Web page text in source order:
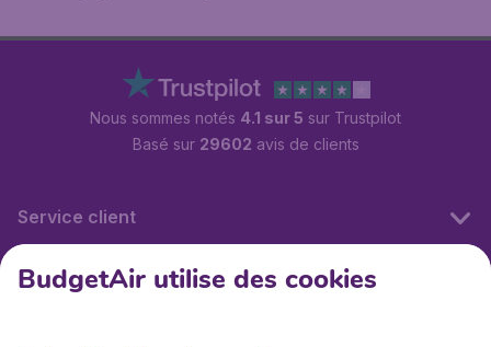
Nous sommes notés 4.1 sur 5 sur Trustpilot
Basé sur 29602 avis de clients
Service client
BudgetAir.fr
BudgetAir utilise des cookies